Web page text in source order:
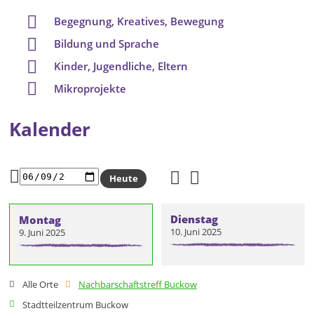
Kalender
Montag
9. Juni 2025
Dienstag
10. Juni 2025
Alle Orte
Nachbarschaftstreff Buckow
Stadtteilzentrum Buckow
Heute
Begegnung, Kreatives, Bewegung
Bildung und Sprache
Kinder, Jugendliche, Eltern
Mikroprojekte